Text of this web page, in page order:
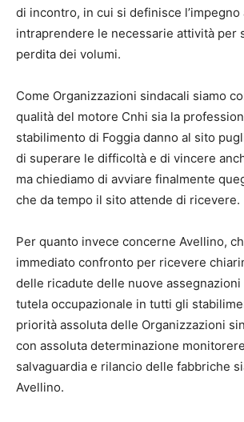
di incontro, in cui si definisce l’impegno
intraprendere le necessarie attività per
perdita dei volumi.
Come Organizzazioni sindacali siamo
qualità del motore Cnhi sia la
stabilimento di Foggia danno al sito
di superare le difficoltà e di vincere
ma chiediamo di avviare finalmente
che da tempo il sito attende di ricevere.
Per quanto invece concerne Avellino,
immediato confronto per ricevere
delle ricadute delle nuove
tutela occupazionale in tutti gli
priorità assoluta delle Organizzazioni
con assoluta determinazione
salvaguardia e rilancio delle fabbriche
Avellino.